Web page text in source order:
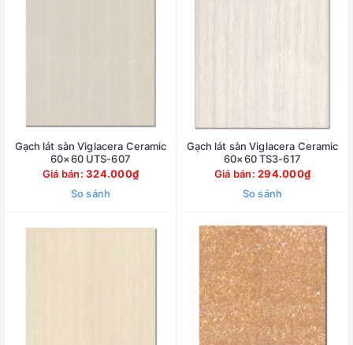
Gạch lát sàn Viglacera Ceramic
60×60 UTS-607
Giá bán:324.000₫
So sánh
Gạch lát sàn Viglacera Ceramic
60×60 TS3-617
Giá bán:294.000₫
So sánh